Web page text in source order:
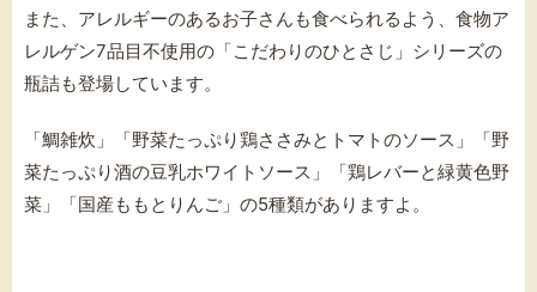
また、アレルギーのあるお子さんも食べられるよう、食物ア
レルゲン7品目不使用の「こだわりのひとさじ」シリーズの
瓶詰も登場しています。
「鯛雑炊」「野菜たっぷり鶏ささみとトマトのソース」「野
菜たっぷり酒の豆乳ホワイトソース」「鶏レバーと緑黄色野
菜」「国産ももとりんご」の5種類がありますよ。